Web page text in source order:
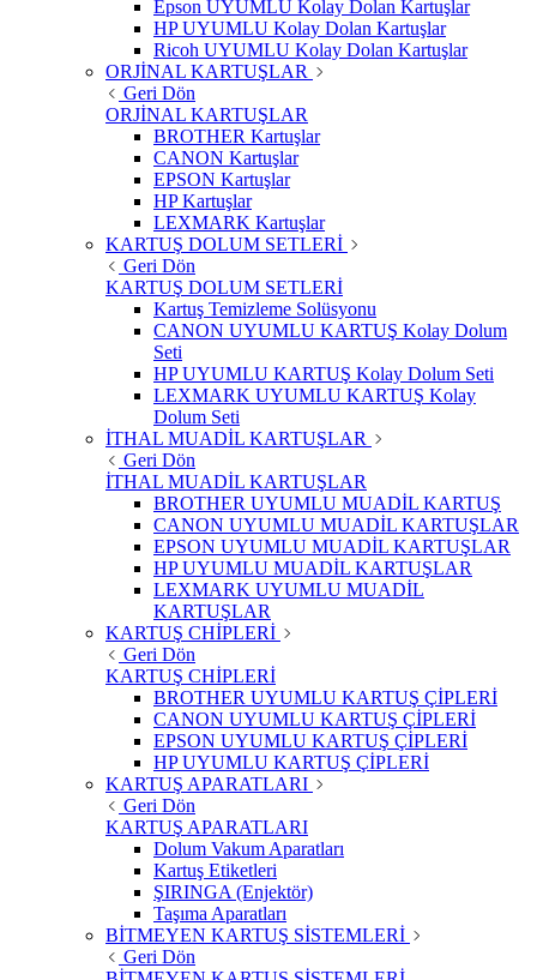
Epson UYUMLU Kolay Dolan Kartuşlar
HP UYUMLU Kolay Dolan Kartuşlar
Ricoh UYUMLU Kolay Dolan Kartuşlar
ORJİNAL KARTUŞLAR
Geri Dön
ORJİNAL KARTUŞLAR
BROTHER Kartuşlar
CANON Kartuşlar
EPSON Kartuşlar
HP Kartuşlar
LEXMARK Kartuşlar
KARTUŞ DOLUM SETLERİ
Geri Dön
KARTUŞ DOLUM SETLERİ
Kartuş Temizleme Solüsyonu
CANON UYUMLU KARTUŞ Kolay Dolum
Seti
HP UYUMLU KARTUŞ Kolay Dolum Seti
LEXMARK UYUMLU KARTUŞ Kolay
Dolum Seti
İTHAL MUADİL KARTUŞLAR
Geri Dön
İTHAL MUADİL KARTUŞLAR
BROTHER UYUMLU MUADİL KARTUŞ
CANON UYUMLU MUADİL KARTUŞLAR
EPSON UYUMLU MUADİL KARTUŞLAR
HP UYUMLU MUADİL KARTUŞLAR
LEXMARK UYUMLU MUADİL
KARTUŞLAR
KARTUŞ CHİPLERİ
Geri Dön
KARTUŞ CHİPLERİ
BROTHER UYUMLU KARTUŞ ÇİPLERİ
CANON UYUMLU KARTUŞ ÇİPLERİ
EPSON UYUMLU KARTUŞ ÇİPLERİ
HP UYUMLU KARTUŞ ÇİPLERİ
KARTUŞ APARATLARI
Geri Dön
KARTUŞ APARATLARI
Dolum Vakum Aparatları
Kartuş Etiketleri
ŞIRINGA (Enjektör)
Taşıma Aparatları
BİTMEYEN KARTUŞ SİSTEMLERİ
Geri Dön